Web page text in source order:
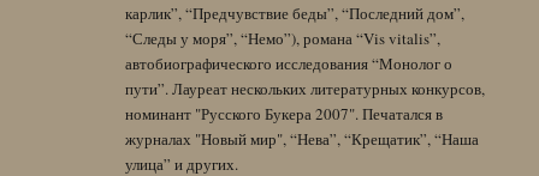
карлик”, “Предчувствие беды”, “Последний дом”,
“Следы у моря”, “Немо”), романа “Vis vitalis”,
автобиографического исследования “Монолог о
пути”. Лауреат нескольких литературных конкурсов,
номинант "Русского Букера 2007". Печатался в
журналах "Новый мир", “Нева”, “Крещатик”, “Наша
улица” и других.